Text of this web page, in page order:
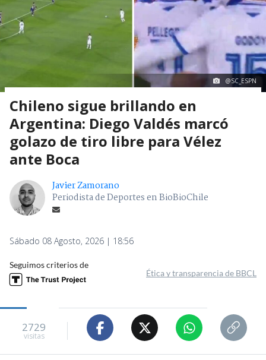
@SC_ESPN
Chileno sigue brillando en
Argentina: Diego Valdés marcó
golazo de tiro libre para Vélez
ante Boca
Javier Zamorano
Periodista de Deportes en BioBioChile
Sábado 08 Agosto, 2026 | 18:56
Seguimos criterios de
Ética y transparencia de BBCL
2729
visitas